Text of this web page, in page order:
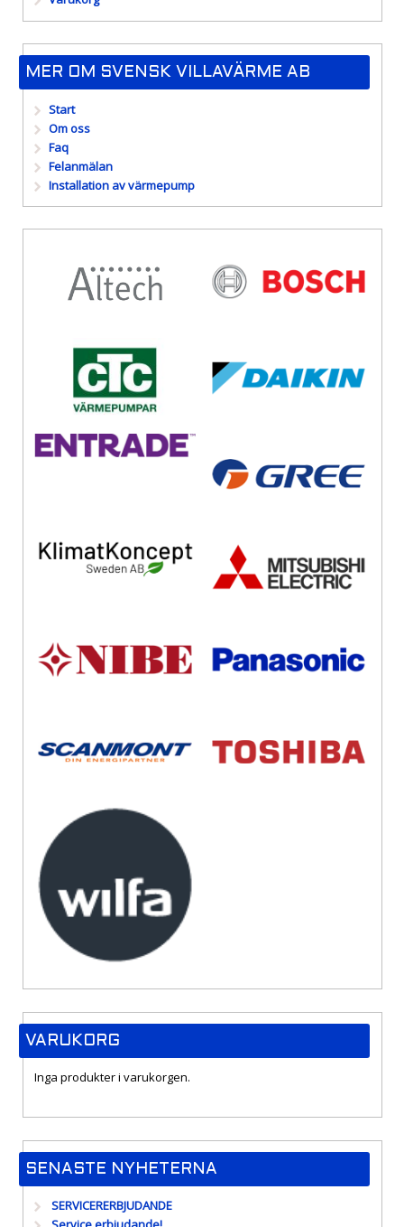
MER OM SVENSK VILLAVÄRME AB
Start
Om oss
Faq
Felanmälan
Installation av värmepump
VARUKORG
Inga produkter i varukorgen.
SENASTE NYHETERNA
SERVICERERBJUDANDE